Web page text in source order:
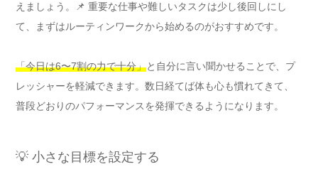
えましょう。📌 重要な仕事や難しいタスクは少し後回しにし
て、まずはルーティンワークから始めるのがおすすめです。
「今日は6〜7割の力で十分」と自分に言い聞かせることで、プ
レッシャーを軽減できます。数日経てば体も心も慣れてきて、
普段どおりのパフォーマンスを発揮できるようになります。
💡 小さな目標を設定する